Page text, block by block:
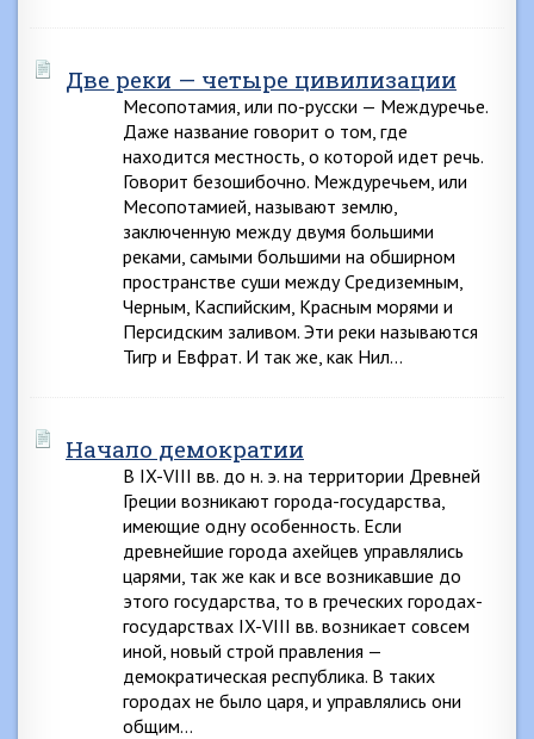
Две реки — четыре цивилизации
Месопотамия, или по-русски — Междуречье.
Даже название говорит о том, где
находится местность, о которой идет речь.
Говорит безошибочно. Междуречьем, или
Месопотамией, называют землю,
заключенную между двумя большими
реками, самыми большими на обширном
пространстве суши между Средиземным,
Черным, Каспийским, Красным морями и
Персидским заливом. Эти реки называются
Тигр и Евфрат. И так же, как Нил…
Начало демократии
В IX-VIII вв. до н. э. на территории Древней
Греции возникают города-государства,
имеющие одну особенность. Если
древнейшие города ахейцев управлялись
царями, так же как и все возникавшие до
этого государства, то в греческих городах-
государствах IX-VIII вв. возникает совсем
иной, новый строй правления —
демократическая республика. В таких
городах не было царя, и управлялись они
общим…